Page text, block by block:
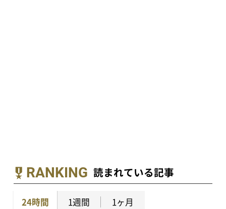
RANKING 読まれている記事
24時間 1週間 1ヶ月